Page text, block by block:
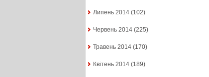
Липень 2014(102)
Червень 2014(225)
Травень 2014(170)
Квітень 2014(189)